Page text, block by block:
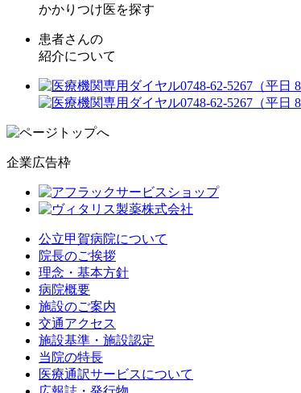
かかりつけ医を探す
患者さんの
紹介について
企業広告枠
公立甲賀病院について
院長のご挨拶
理念・基本方針
病院概要
施設のご案内
交通アクセス
施設基準・施設認定
当院の特長
医療通訳サービスについて